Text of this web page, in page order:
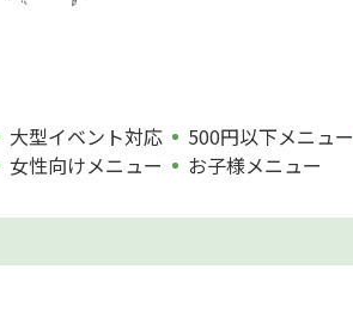
大型イベント対応 500円以下メニュー
女性向けメニュー
お子様メニュー